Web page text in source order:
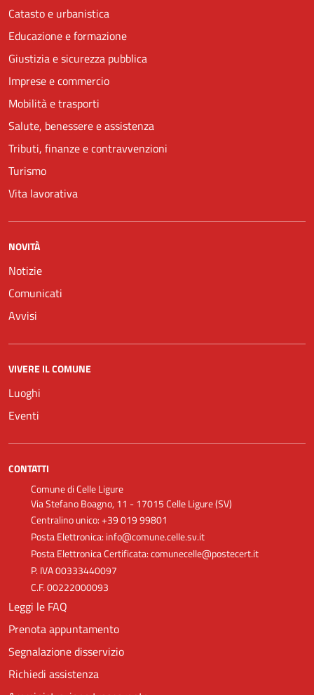
Catasto e urbanistica
Educazione e formazione
Giustizia e sicurezza pubblica
Imprese e commercio
Mobilità e trasporti
Salute, benessere e assistenza
Tributi, finanze e contravvenzioni
Turismo
Vita lavorativa
NOVITÀ
Notizie
Comunicati
Avvisi
VIVERE IL COMUNE
Luoghi
Eventi
CONTATTI
Comune di Celle Ligure
Via Stefano Boagno, 11 - 17015 Celle Ligure (SV)
Centralino unico: +39 019 99801
Posta Elettronica: info@comune.celle.sv.it
Posta Elettronica Certificata: comunecelle@postecert.it
P. IVA 00333440097
C.F. 00222000093
Leggi le FAQ
Prenota appuntamento
Segnalazione disservizio
Richiedi assistenza